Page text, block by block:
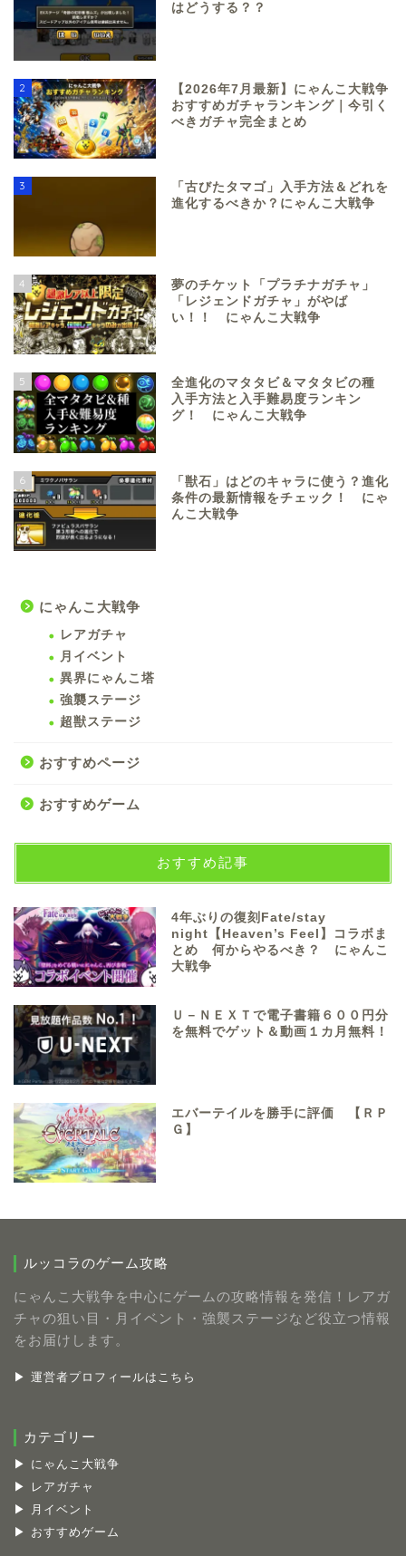
はどうする？？
2
【2026年7月最新】にゃんこ大戦争
おすすめガチャランキング｜今引く
べきガチャ完全まとめ
3
「古びたタマゴ」入手方法＆どれを
進化するべきか？にゃんこ大戦争
4
夢のチケット「プラチナガチャ」
「レジェンドガチャ」がやば
い！！ にゃんこ大戦争
5
全進化のマタタビ＆マタタビの種
入手方法と入手難易度ランキン
グ！ にゃんこ大戦争
6
「獣石」はどのキャラに使う？進化
条件の最新情報をチェック！ にゃ
んこ大戦争
にゃんこ大戦争
レアガチャ
月イベント
異界にゃんこ塔
強襲ステージ
超獣ステージ
おすすめページ
おすすめゲーム
おすすめ記事
4年ぶりの復刻Fate/stay
night【Heaven’s Feel】コラボま
とめ 何からやるべき？ にゃんこ
大戦争
Ｕ－ＮＥＸＴで電子書籍６００円分
を無料でゲット＆動画１カ月無料！
エバーテイルを勝手に評価 【ＲＰ
Ｇ】
ルッコラのゲーム攻略
にゃんこ大戦争を中心にゲームの攻略情報を発信！レアガ
チャの狙い目・月イベント・強襲ステージなど役立つ情報
をお届けします。
▶ 運営者プロフィールはこちら
カテゴリー
▶ にゃんこ大戦争
▶ レアガチャ
▶ 月イベント
▶ おすすめゲーム